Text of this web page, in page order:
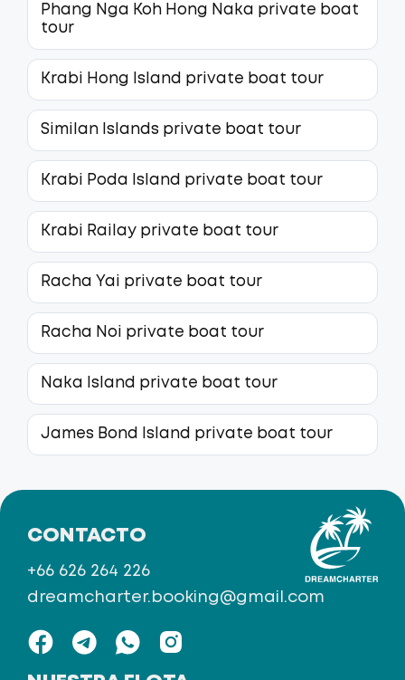
Phang Nga Koh Hong Naka private boat
tour
Krabi Hong Island private boat tour
Similan Islands private boat tour
Krabi Poda Island private boat tour
Krabi Railay private boat tour
Racha Yai private boat tour
Racha Noi private boat tour
Naka Island private boat tour
James Bond Island private boat tour
CONTACTO
+66 626 264 226
dreamcharter.booking@gmail.com